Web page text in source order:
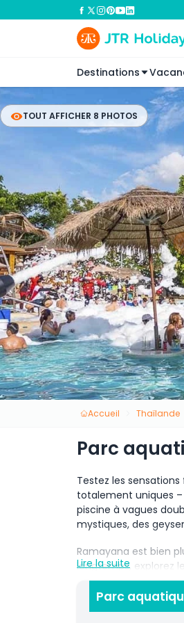
Destinations
TOUT AFFICHER 8 PHOTOS
Accueil Thaïlande
Parc
Testez les
totalement uniques –
piscine à vagues
mystiques, des
Ramayana est bien
longtemps, explorez
flottant et
verdoyantes, des
Lire la suite
Parc